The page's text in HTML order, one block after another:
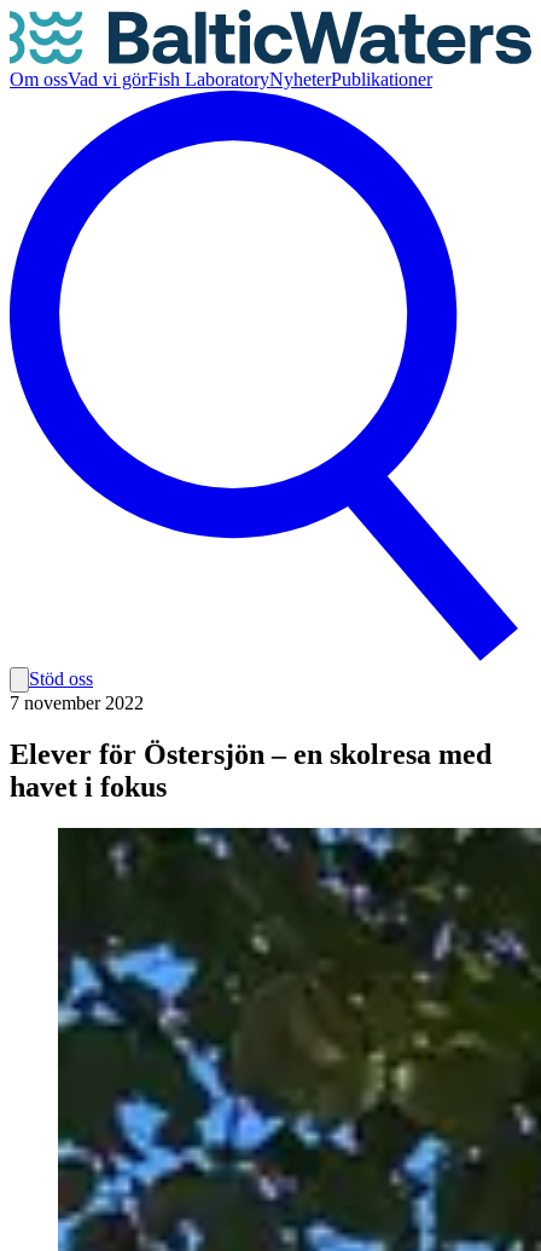
Om ossVad vi görFish LaboratoryNyheterPublikationer
Stöd oss
7 november 2022
Elever för Östersjön – en skolresa med
havet i fokus